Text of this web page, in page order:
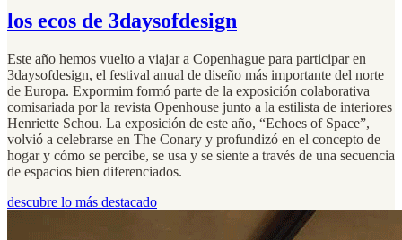
los ecos de 3daysofdesign
Este año hemos vuelto a viajar a Copenhague para participar en
3daysofdesign, el festival anual de diseño más importante del norte
de Europa. Expormim formó parte de la exposición colaborativa
comisariada por la revista Openhouse junto a la estilista de interiores
Henriette Schou. La exposición de este año, “Echoes of Space”,
volvió a celebrarse en The Conary y profundizó en el concepto de
hogar y cómo se percibe, se usa y se siente a través de una secuencia
de espacios bien diferenciados.
descubre lo más destacado